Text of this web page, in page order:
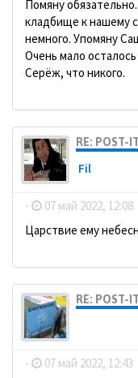
Помяну
кладбище к нашему
немного. Упомяну
Очень мало
Серёж, что никого.
RE:
Fil
- 07 май 2022, 12:08
Царствие ему
RE:
- 07 май 2022, 12:43